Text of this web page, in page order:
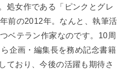
処女作である「ピンクとグレ
前の2012年。なんと、執筆活
ベテラン作家なのです。10周
企画・編集長を務め記念書籍
ており、今後の活躍も期待さ